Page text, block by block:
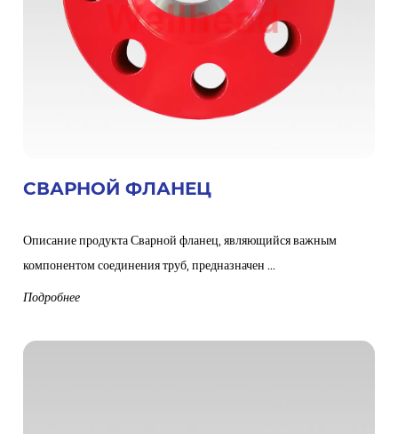
СВАРНОЙ ФЛАНЕЦ
Описание продукта Сварной фланец, являющийся важным
компонентом соединения труб, предназначен ...
Подробнее